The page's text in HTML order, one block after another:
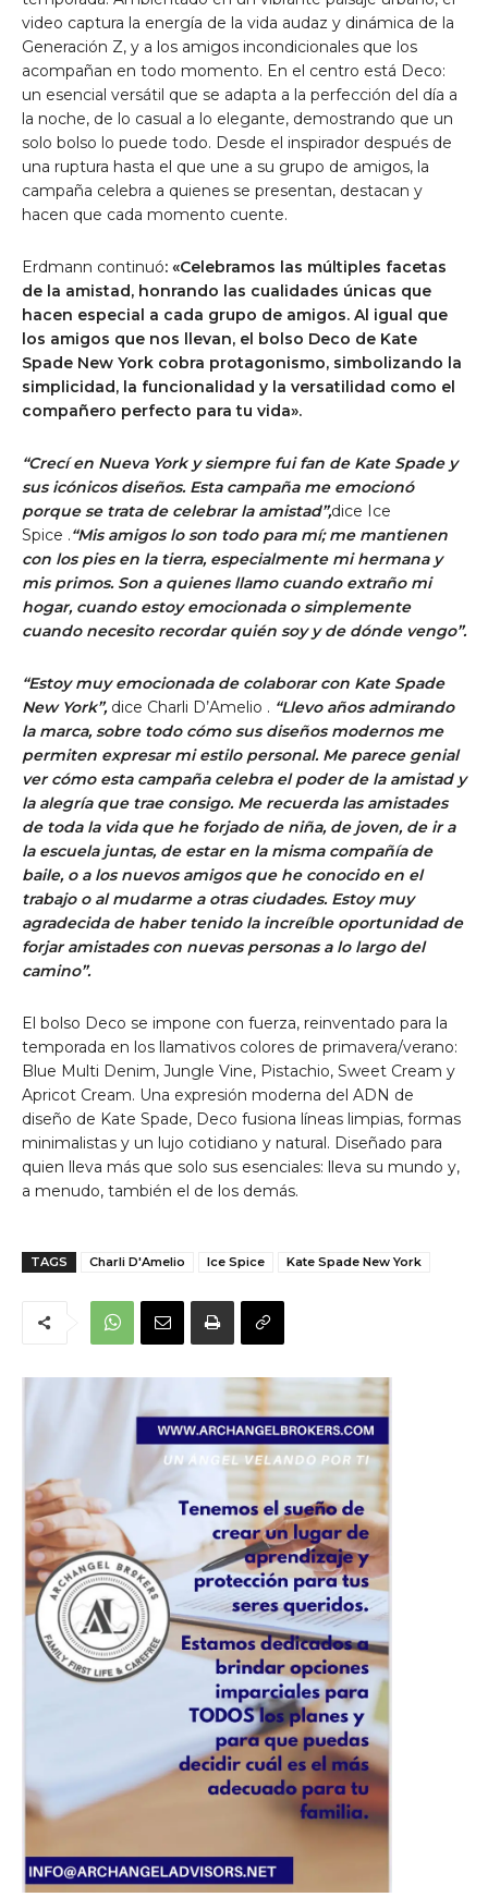
video captura la energía de la vida audaz y dinámica de la
Generación Z, y a los amigos incondicionales que los
acompañan en todo momento. En el centro está Deco:
un esencial versátil que se adapta a la perfección del día a
la noche, de lo casual a lo elegante, demostrando que un
solo bolso lo puede todo. Desde el inspirador después de
una ruptura hasta el que une a su grupo de amigos, la
campaña celebra a quienes se presentan, destacan y
hacen que cada momento cuente.
Erdmann continuó: «Celebramos las múltiples facetas
de la amistad, honrando las cualidades únicas que
hacen especial a cada grupo de amigos. Al igual que
los amigos que nos llevan, el bolso Deco de Kate
Spade New York cobra protagonismo, simbolizando la
simplicidad, la funcionalidad y la versatilidad como el
compañero perfecto para tu vida».
“Crecí en Nueva York y siempre fui fan de Kate Spade y
sus icónicos diseños. Esta campaña me emocionó
porque se trata de celebrar la amistad”,dice Ice
Spice .“Mis amigos lo son todo para mí; me mantienen
con los pies en la tierra, especialmente mi hermana y
mis primos. Son a quienes llamo cuando extraño mi
hogar, cuando estoy emocionada o simplemente
cuando necesito recordar quién soy y de dónde vengo”.
“Estoy muy emocionada de colaborar con Kate Spade
New York”, dice Charli D’Amelio . “Llevo años admirando
la marca, sobre todo cómo sus diseños modernos me
permiten expresar mi estilo personal. Me parece genial
ver cómo esta campaña celebra el poder de la amistad y
la alegría que trae consigo. Me recuerda las amistades
de toda la vida que he forjado de niña, de joven, de ir a
la escuela juntas, de estar en la misma compañía de
baile, o a los nuevos amigos que he conocido en el
trabajo o al mudarme a otras ciudades. Estoy muy
agradecida de haber tenido la increíble oportunidad de
forjar amistades con nuevas personas a lo largo del
camino”.
El bolso Deco se impone con fuerza, reinventado para la
temporada en los llamativos colores de primavera/verano:
Blue Multi Denim, Jungle Vine, Pistachio, Sweet Cream y
Apricot Cream. Una expresión moderna del ADN de
diseño de Kate Spade, Deco fusiona líneas limpias, formas
minimalistas y un lujo cotidiano y natural. Diseñado para
quien lleva más que solo sus esenciales: lleva su mundo y,
a menudo, también el de los demás.
TAGS Charli D'Amelio Ice Spice Kate Spade New York